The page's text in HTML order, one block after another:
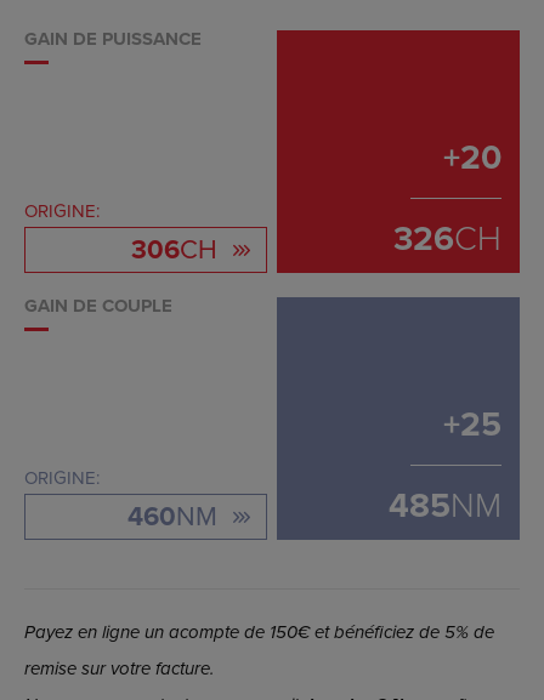
GAIN DE PUISSANCE
ORIGINE:
306CH
+20
326CH
GAIN DE COUPLE
ORIGINE:
460NM
+25
485NM
Payez en ligne un acompte de 150€ et bénéficiez de 5% de
remise sur votre facture.